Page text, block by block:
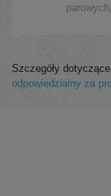
Szczegóły
odpowiedzialny za